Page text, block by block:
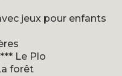
jeux pour enfants
Le Plo
forêt